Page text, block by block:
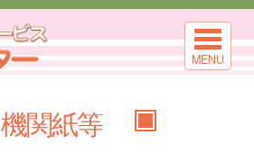
MENU
機関紙等